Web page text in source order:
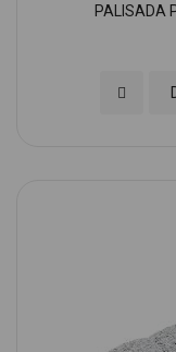
PALISADA
Dodaj